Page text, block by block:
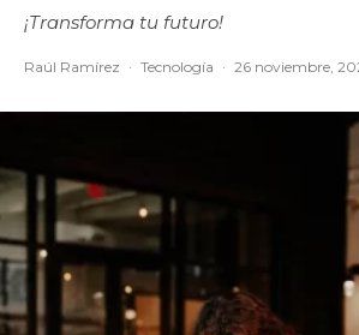
¡Transforma tu futuro!
Raúl Ramírez · Tecnología · 26 noviembre,